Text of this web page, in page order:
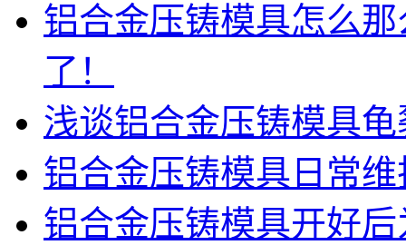
铝合金压铸模具怎么
了！
浅谈铝合金压铸模具
铝合金压铸模具日常
铝合金压铸模具开好